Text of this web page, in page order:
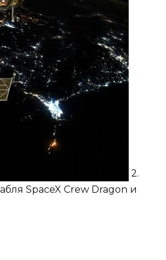
2.
SpaceX Crew Dragon и